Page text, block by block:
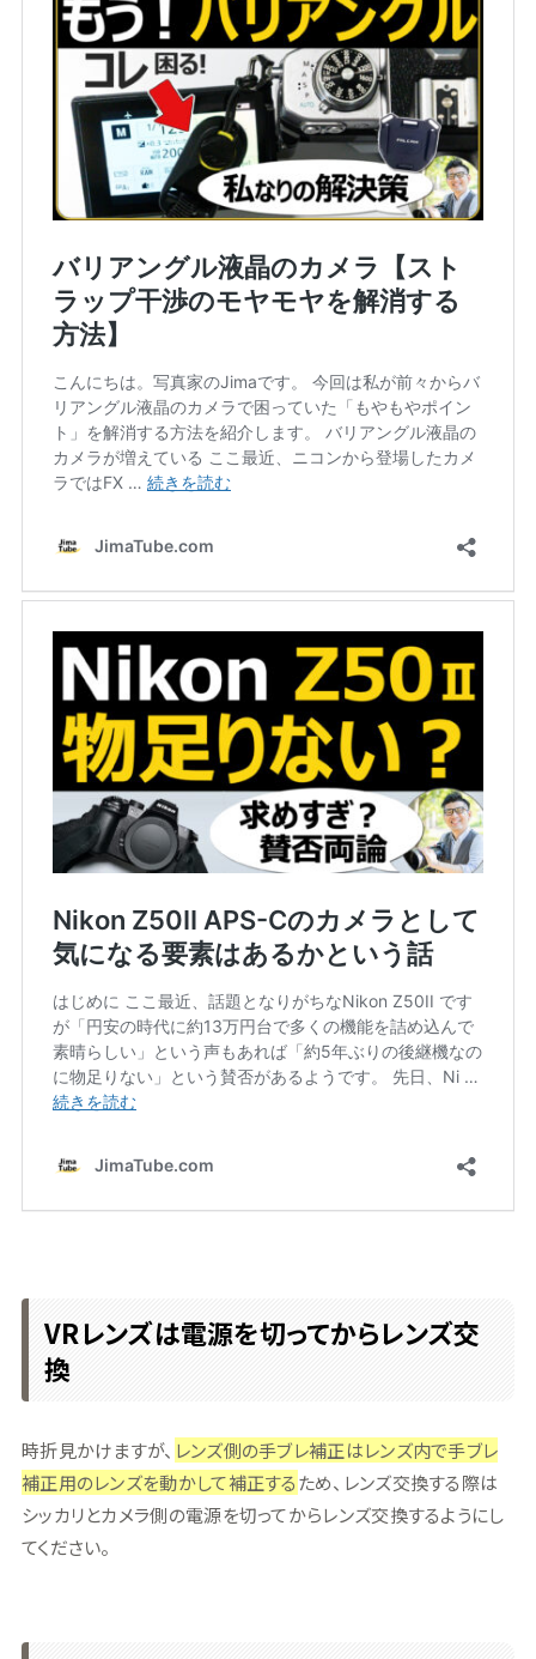
VRレンズは電源を切ってからレンズ交
換
時折見かけますが、 レンズ側の手ブレ補正はレンズ内で手ブレ
補正用のレンズを動かして補正するため、レンズ交換する際は
シッカリとカメラ側の電源を切ってからレンズ交換するようにし
てください。